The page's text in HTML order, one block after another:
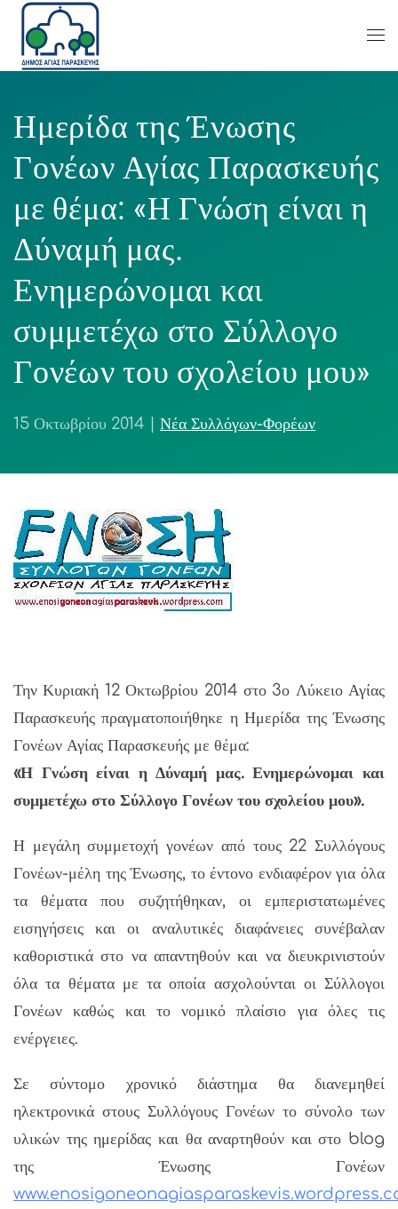
Ημερίδα της Ένωσης
Γονέων Αγίας Παρασκευής
με θέμα: «Η Γνώση είναι η
Δύναμή μας.
Ενημερώνομαι και
συμμετέχω στο Σύλλογο
Γονέων του σχολείου μου»
15 Οκτωβρίου 2014 Νέα Συλλόγων-Φορέων
Την Κυριακή 12 Οκτωβρίου 2014 στο 3ο Λύκειο Αγίας
Παρασκευής πραγματοποιήθηκε η Ημερίδα της Ένωσης
Γονέων Αγίας Παρασκευής με θέμα:
«Η Γνώση είναι η Δύναμή μας. Ενημερώνομαι και
συμμετέχω στο Σύλλογο Γονέων του σχολείου μου».
Η μεγάλη συμμετοχή γονέων από τους 22 Συλλόγους
Γονέων-μέλη της Ένωσης, το έντονο ενδιαφέρον για όλα
τα θέματα που συζητήθηκαν, οι εμπεριστατωμένες
εισηγήσεις και οι αναλυτικές διαφάνειες συνέβαλαν
καθοριστικά στο να απαντηθούν και να διευκρινιστούν
όλα τα θέματα με τα οποία ασχολούνται οι Σύλλογοι
Γονέων καθώς και το νομικό πλαίσιο για όλες τις
ενέργειες.
Σε σύντομο χρονικό διάστημα θα διανεμηθεί
ηλεκτρονικά στους Συλλόγους Γονέων το σύνολο των
υλικών της ημερίδας και θα αναρτηθούν και στο blog
της Ένωσης Γονέων